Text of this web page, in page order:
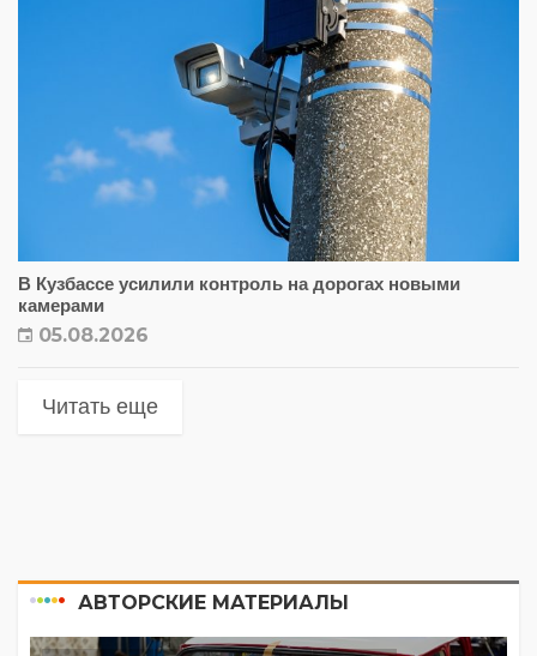
В Кузбассе усилили контроль на дорогах новыми
камерами
05.08.2026
Читать еще
АВТОРСКИЕ МАТЕРИАЛЫ